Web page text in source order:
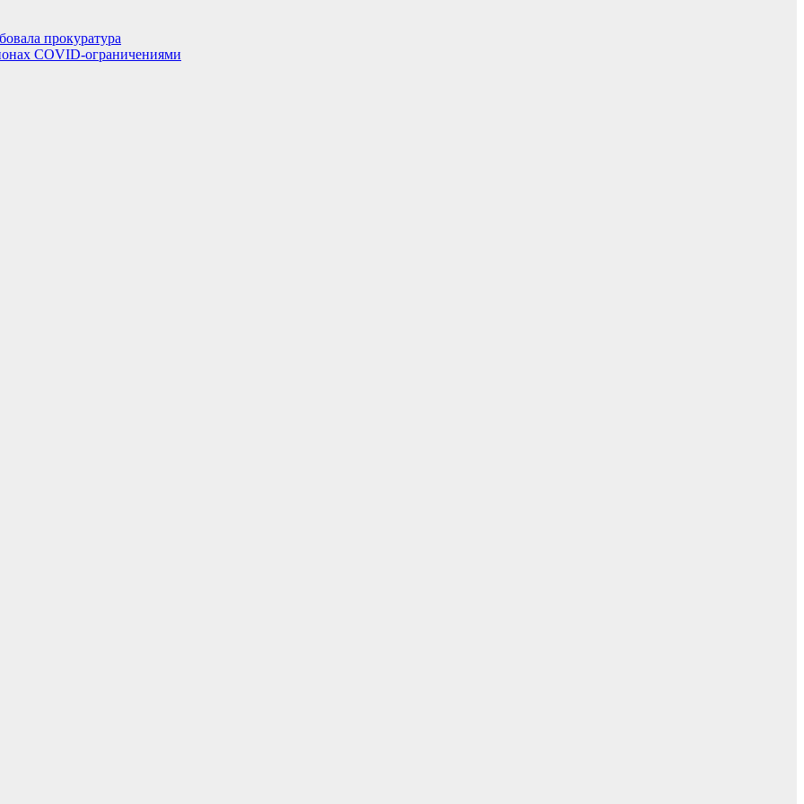
прокуратура
COVID-ограничениями